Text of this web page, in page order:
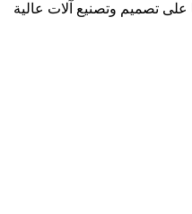
تصميم وتصنيع آلات عالية